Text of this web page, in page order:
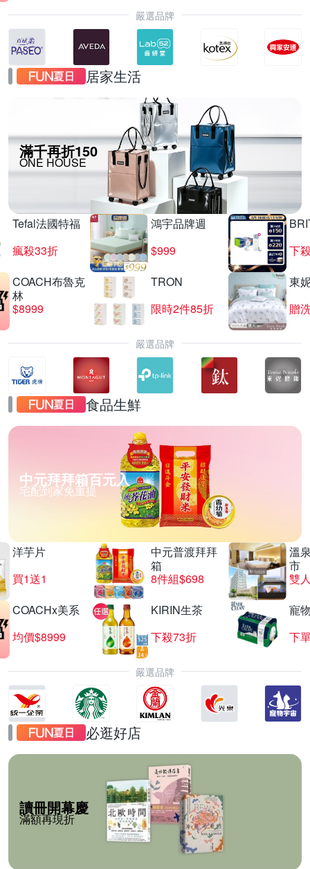
嚴選品牌
居家生活
滿千再折150
ONE HOUSE
Tefal法國特福
瘋殺33折
鴻宇品牌週
$999
下
COACH布魯克
林
$8999
TRON
限時2件85折
東
贈
嚴選品牌
食品生鮮
中元拜拜箱百元入
宅配到家免重提
洋芋片
買1送1
中元普渡拜拜
箱
8件組$698
溫
市
COACHx美系
均價$8999
KIRIN生茶
下殺73折
寵
下
嚴選品牌
必逛好店
讀冊開幕慶
滿額再現折